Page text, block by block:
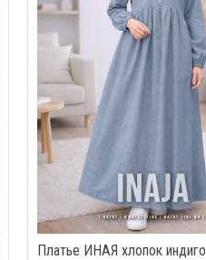
Платье ИНАЯ хлопок индиго